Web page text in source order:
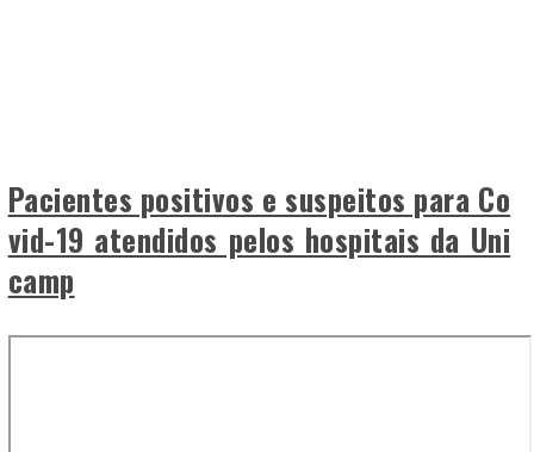
Pacientes positivos e suspeitos para Co
vid-19 atendidos pelos hospitais da Uni
camp